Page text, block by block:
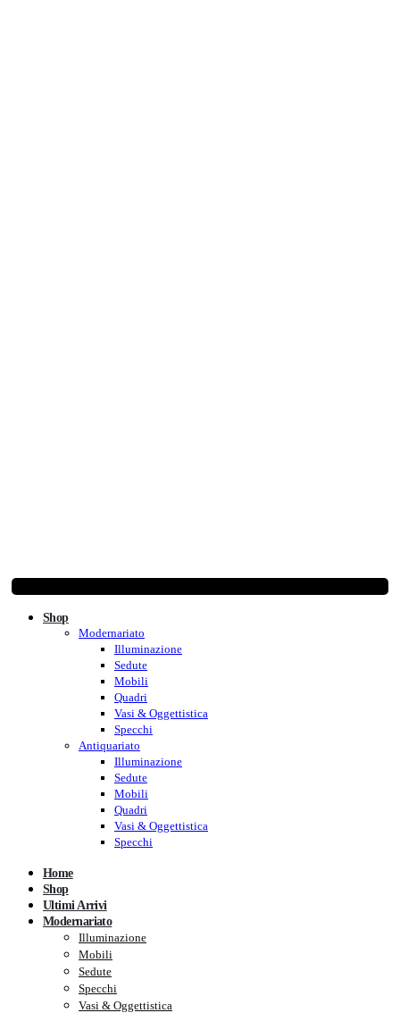
Shop
Modernariato
Illuminazione
Sedute
Mobili
Quadri
Vasi & Oggettistica
Specchi
Antiquariato
Illuminazione
Sedute
Mobili
Quadri
Vasi & Oggettistica
Specchi
Home
Shop
Ultimi Arrivi
Modernariato
Illuminazione
Mobili
Sedute
Specchi
Vasi & Oggettistica